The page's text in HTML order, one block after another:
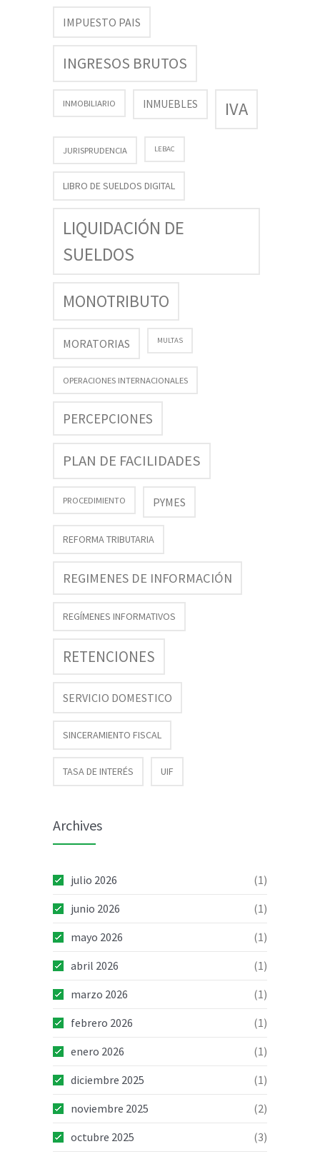
IMPUESTO PAIS
INGRESOS BRUTOS
INMOBILIARIO INMUEBLES IVA
JURISPRUDENCIA LEBAC
LIBRO DE SUELDOS DIGITAL
LIQUIDACIÓN DE
SUELDOS
MONOTRIBUTO
MORATORIAS MULTAS
OPERACIONES INTERNACIONALES
PERCEPCIONES
PLAN DE FACILIDADES
PROCEDIMIENTO PYMES
REFORMA TRIBUTARIA
REGIMENES DE INFORMACIÓN
REGÍMENES INFORMATIVOS
RETENCIONES
SERVICIO DOMESTICO
SINCERAMIENTO FISCAL
TASA DE INTERÉS UIF
Archives
julio 2026
(1)
junio 2026
(1)
mayo 2026
(1)
abril 2026
(1)
marzo 2026
(1)
febrero 2026
(1)
enero 2026
(1)
diciembre 2025
(1)
noviembre 2025
(2)
octubre 2025
(3)